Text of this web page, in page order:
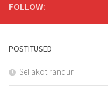
FOLLOW:
POSTITUSED
Seljakotirändur